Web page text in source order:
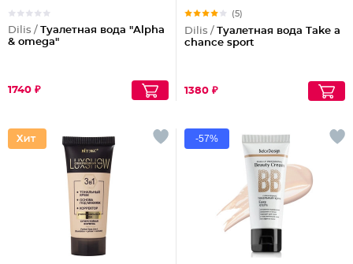
Dilis / Туалетная вода "Alpha
& omega"
1740 ₽
(5)
Dilis / Туалетная вода Take a
chance sport
1380 ₽
-57%